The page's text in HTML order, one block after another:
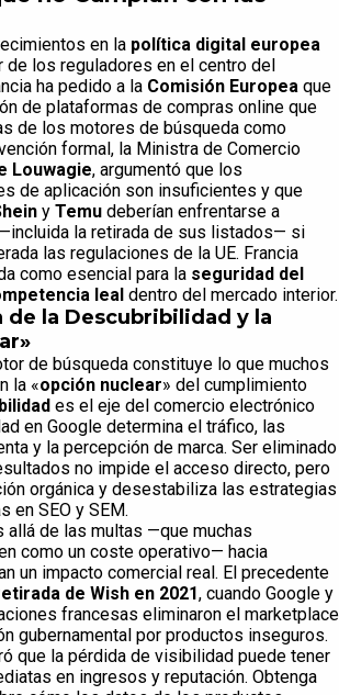
en la política digital europea
de los reguladores en el centro del
ha pedido a la Comisión Europea que
de plataformas de compras online que
de los motores de búsqueda como
formal, la Ministra de Comercio
Louwagie, argumentó que los
de aplicación son insuficientes y que
y Temu deberían enfrentarse a
la retirada de sus listados— si
las regulaciones de la UE. Francia
como esencial para la seguridad del
leal dentro del mercado interior.
de la Descubribilidad y la
de búsqueda constituye lo que muchos
la «opción nuclear» del cumplimiento
es el eje del comercio electrónico
en Google determina el tráfico, las
y la percepción de marca. Ser eliminado
no impide el acceso directo, pero
orgánica y desestabiliza las estrategias
en SEO y SEM.
allá de las multas —que muchas
como un coste operativo— hacia
un impacto comercial real. El precedente
de Wish en 2021, cuando Google y
francesas eliminaron el marketplace
gubernamental por productos inseguros.
que la pérdida de visibilidad puede tener
en ingresos y reputación. Obtenga